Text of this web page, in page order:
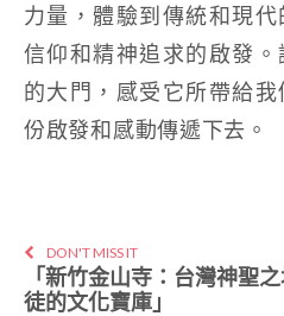
力量，體驗到傳統和現
信仰和精神追求的啟發
的大門，感受它所帶給
份啟發和感動傳遞下去。
DON'T MISS IT
「新竹金山寺：台灣神聖
徒的文化寶庫」